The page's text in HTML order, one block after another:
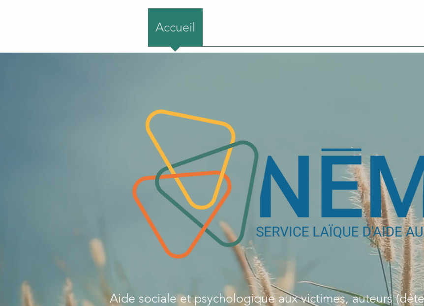
Accueil
Aide sociale et psychologique aux victimes, auteurs